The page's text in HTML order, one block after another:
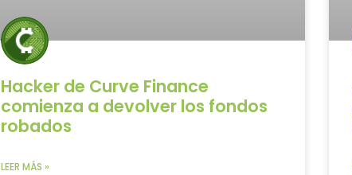
Hacker de Curve Finance
comienza a devolver los fondos
robados
LEER MÁS »